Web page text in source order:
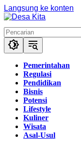
Langsung ke konten
Pemerintahan
Regulasi
Pendidikan
Bisnis
Potensi
Lifestyle
Kuliner
Wisata
Asal-Usul